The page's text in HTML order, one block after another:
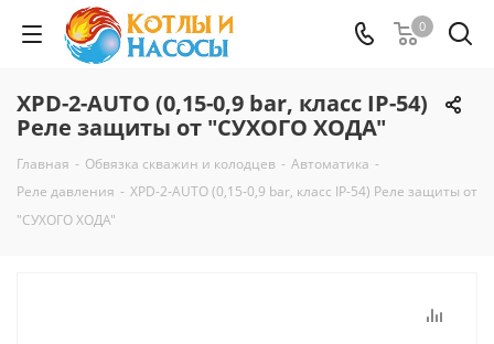
0
XPD-2-AUTO (0,15-0,9 bar, класс IP-54)
Реле защиты от "СУХОГО ХОДА"
Главная - Обвязка скважин и колодцев - Автоматика -
Реле давления - XPD-2-AUTO (0,15-0,9 bar, класс IP-54) Реле защиты от
"СУХОГО ХОДА"